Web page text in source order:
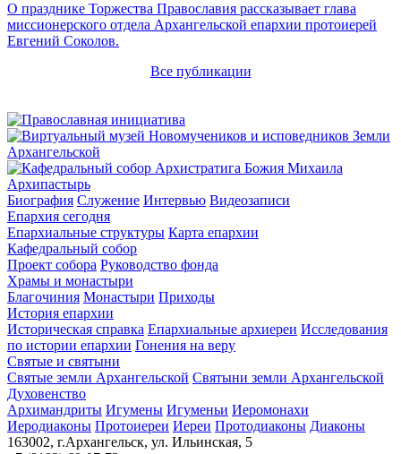
О празднике Торжества Православия рассказывает глава
миссионерского отдела Архангельской епархии протоиерей
Евгений Соколов.
Все публикации
Архипастырь
Биография Служение Интервью Видеозаписи
Епархия сегодня
Епархиальные структуры Карта епархии
Кафедральный собор
Проект собора Руководство фонда
Храмы и монастыри
Благочиния Монастыри Приходы
История епархии
Историческая справка Епархиальные архиереи Исследования
по истории епархии Гонения на веру
Святые и святыни
Святые земли Архангельской Святыни земли Архангельской
Духовенство
Архимандриты Игумены Игуменьи Иеромонахи
Иеродиаконы Протоиереи Иереи Протодиаконы Диаконы
163002, г.Архангельск, ул. Ильинская, 5